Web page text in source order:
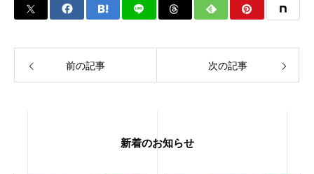
前の記事 次の記事
新着のお知らせ